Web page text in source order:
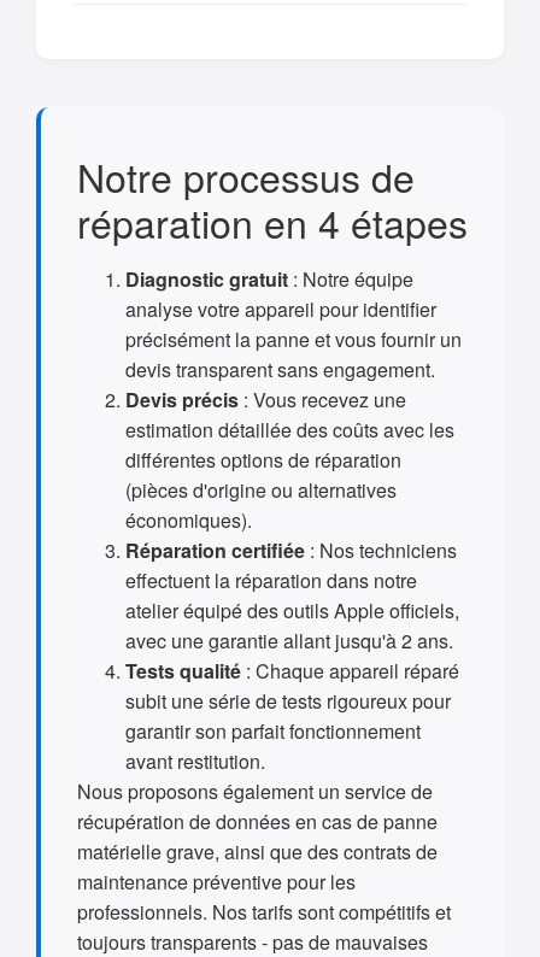
Notre processus de
réparation en 4 étapes
Diagnostic gratuit : Notre équipe
analyse votre appareil pour identifier
précisément la panne et vous fournir un
devis transparent sans engagement.
Devis précis : Vous recevez une
estimation détaillée des coûts avec les
différentes options de réparation
(pièces d'origine ou alternatives
économiques).
Réparation certifiée : Nos techniciens
effectuent la réparation dans notre
atelier équipé des outils Apple officiels,
avec une garantie allant jusqu'à 2 ans.
Tests qualité : Chaque appareil réparé
subit une série de tests rigoureux pour
garantir son parfait fonctionnement
avant restitution.
Nous proposons également un service de
récupération de données en cas de panne
matérielle grave, ainsi que des contrats de
maintenance préventive pour les
professionnels. Nos tarifs sont compétitifs et
toujours transparents - pas de mauvaises